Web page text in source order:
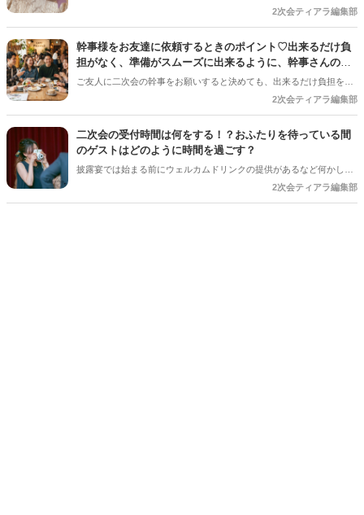
要？」「どれくらい渡すのが一般的なんだろう？」と悩む花嫁さんも
いですよね♪ 今回は、お願いした内容別のお礼の目安や、渡すタイミ
ング、喜ばれるプレゼントまでご紹介します♡
2次会ティアラ編集部
幹事様をお友達に依頼するときのポイント♡出来るだけ負
担がなく、準備がスムーズに出来るように、幹事さんの声
掛け前に読んでいただきたい記事＊
ご友人に二次会の幹事をお願いすると決めても、出来るだけ負担を減
らしたい…と思いますよね。幹事さんをお願いする声掛けの前に、新
2次会ティアラ編集部
二次会の受付時間は何をする！？おふたりを待っている間
のゲストはどのように時間を過ごす？
披露宴では始まる前にウェルカムドリンクの提供があるなど何かしら
の演出があります。 二次会でもおふたりの到着を待っている間に何か
2次会ティアラ編集部